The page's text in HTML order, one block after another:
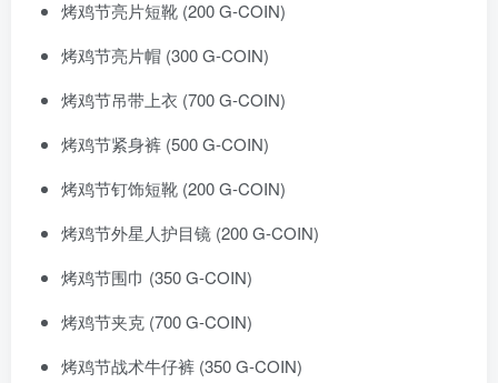
烤鸡节亮片短靴 (200 G-COIN)
烤鸡节亮片帽 (300 G-COIN)
烤鸡节吊带上衣 (700 G-COIN)
烤鸡节紧身裤 (500 G-COIN)
烤鸡节钉饰短靴 (200 G-COIN)
烤鸡节外星人护目镜 (200 G-COIN)
烤鸡节围巾 (350 G-COIN)
烤鸡节夹克 (700 G-COIN)
烤鸡节战术牛仔裤 (350 G-COIN)